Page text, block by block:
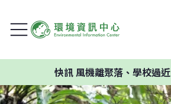
風機離聚落、學校過近 彰化福